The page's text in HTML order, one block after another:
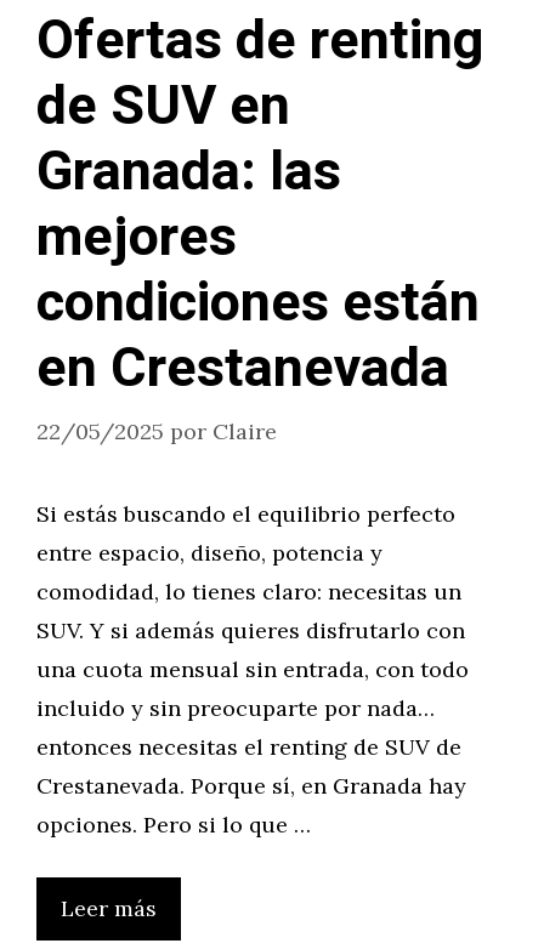
Ofertas de renting
de SUV en
Granada: las
mejores
condiciones están
en Crestanevada
22/05/2025 por Claire
Si estás buscando el equilibrio perfecto
entre espacio, diseño, potencia y
comodidad, lo tienes claro: necesitas un
SUV. Y si además quieres disfrutarlo con
una cuota mensual sin entrada, con todo
incluido y sin preocuparte por nada…
entonces necesitas el renting de SUV de
Crestanevada. Porque sí, en Granada hay
opciones. Pero si lo que …
Leer más